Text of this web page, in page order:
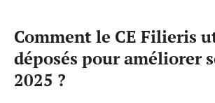
Comment le CE Filieris
déposés pour améliorer
2025 ?